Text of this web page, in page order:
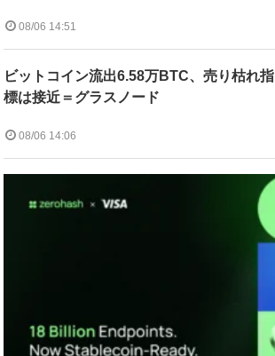
08/06 14:51
ビットコイン流出6.58万BTC、売り枯れ指
標は接近＝グラスノード
08/06 14:06